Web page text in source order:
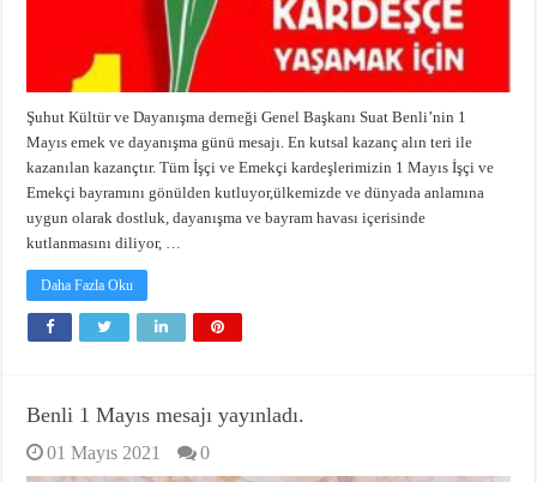
Şuhut Kültür ve Dayanışma derneği Genel Başkanı Suat Benli’nin 1
Mayıs emek ve dayanışma günü mesajı. En kutsal kazanç alın teri ile
kazanılan kazançtır. Tüm İşçi ve Emekçi kardeşlerimizin 1 Mayıs İşçi ve
Emekçi bayramını gönülden kutluyor,ülkemizde ve dünyada anlamına
uygun olarak dostluk, dayanışma ve bayram havası içerisinde
kutlanmasını diliyor, …
Daha Fazla Oku
Benli 1 Mayıs mesajı yayınladı.
01 Mayıs 2021 0